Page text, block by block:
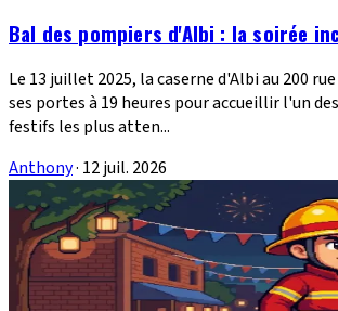
Bal des pompiers d'Albi : la soirée
Le 13 juillet 2025, la caserne d'Albi au 200
ses portes à 19 heures pour accueillir l'un
festifs les plus atten...
Anthony· 12 juil. 2026